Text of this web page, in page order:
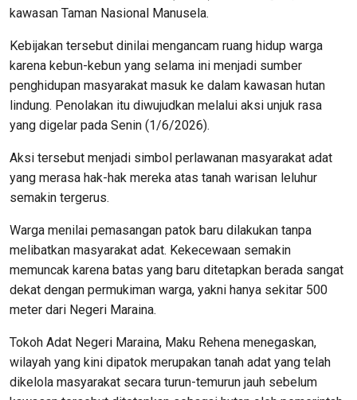
kawasan Taman Nasional Manusela.
Kebijakan tersebut dinilai mengancam ruang hidup warga
karena kebun-kebun yang selama ini menjadi sumber
penghidupan masyarakat masuk ke dalam kawasan hutan
lindung. Penolakan itu diwujudkan melalui aksi unjuk rasa
yang digelar pada Senin (1/6/2026).
Aksi tersebut menjadi simbol perlawanan masyarakat adat
yang merasa hak-hak mereka atas tanah warisan leluhur
semakin tergerus.
Warga menilai pemasangan patok baru dilakukan tanpa
melibatkan masyarakat adat. Kekecewaan semakin
memuncak karena batas yang baru ditetapkan berada sangat
dekat dengan permukiman warga, yakni hanya sekitar 500
meter dari Negeri Maraina.
Tokoh Adat Negeri Maraina, Maku Rehena menegaskan,
wilayah yang kini dipatok merupakan tanah adat yang telah
dikelola masyarakat secara turun-temurun jauh sebelum